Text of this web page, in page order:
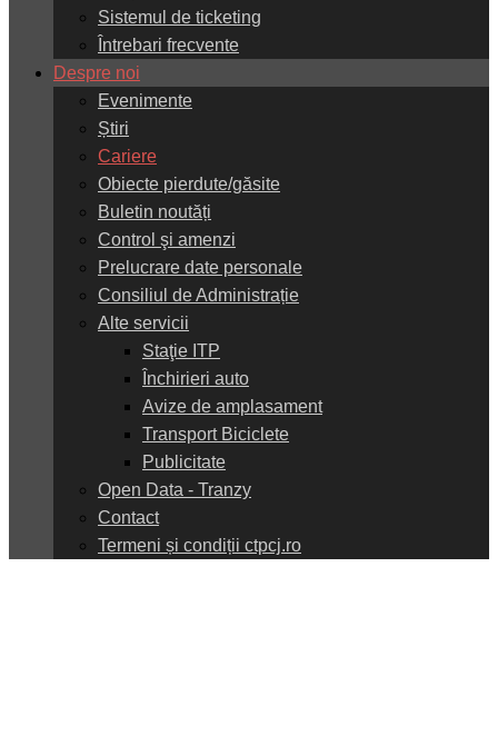
Sistemul de ticketing
Întrebari frecvente
Despre noi
Evenimente
Știri
Cariere
Obiecte pierdute/găsite
Buletin noutăți
Control şi amenzi
Prelucrare date personale
Consiliul de Administrație
Alte servicii
Staţie ITP
Închirieri auto
Avize de amplasament
Transport Biciclete
Publicitate
Open Data - Tranzy
Contact
Termeni și condiții ctpcj.ro